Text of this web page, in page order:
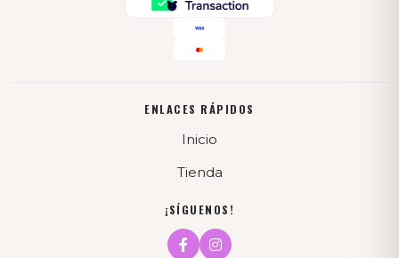
ENLACES RÁPIDOS
Inicio
Tienda
¡SÍGUENOS!